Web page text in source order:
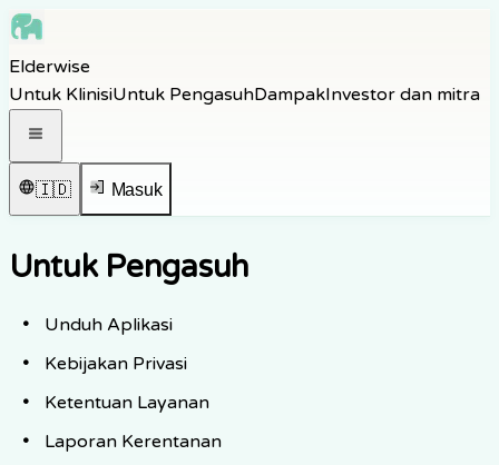
Skip to navigation
Skip to footer
Elderwise
Untuk KlinisiUntuk PengasuhDampakInvestor dan mitra
🇮🇩 Masuk
Untuk Pengasuh
Unduh Aplikasi
Kebijakan Privasi
Ketentuan Layanan
Laporan Kerentanan